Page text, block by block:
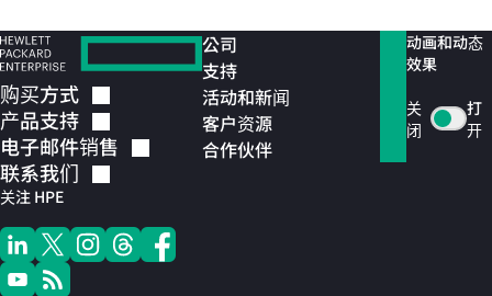
购买方式
产品支持
电子邮件销售
联系我们
关注 HPE
公司
支持
活动和新闻
客户资源
合作伙伴
动画和动态
效果
关
闭
打
开